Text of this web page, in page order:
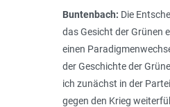
Buntenbach: Die
das Gesicht der Grünen
einen
der Geschichte der
ich zunächst in der
gegen den Krieg